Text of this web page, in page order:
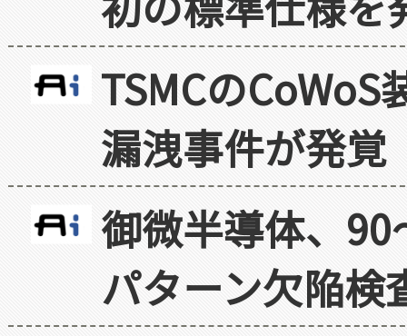
TSMCの
漏洩事件が発覚
御微半導体、
パターン欠陥検